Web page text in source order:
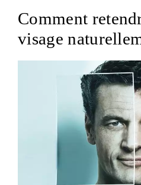
Comment
visage